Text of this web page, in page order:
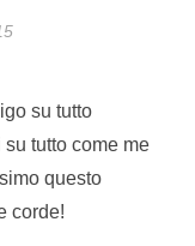
su tutto
tutto come me
questo
corde!